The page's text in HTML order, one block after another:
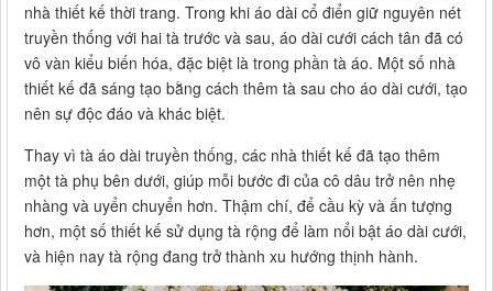
nhà thiết kế thời trang. Trong khi áo dài cổ điển giữ nguyên nét
truyền thống với hai tà trước và sau, áo dài cưới cách tân đã có
vô vàn kiểu biến hóa, đặc biệt là trong phần tà áo. Một số nhà
thiết kế đã sáng tạo bằng cách thêm tà sau cho áo dài cưới, tạo
nên sự độc đáo và khác biệt.
Thay vì tà áo dài truyền thống, các nhà thiết kế đã tạo thêm
một tà phụ bên dưới, giúp mỗi bước đi của cô dâu trở nên nhẹ
nhàng và uyển chuyển hơn. Thậm chí, để cầu kỳ và ấn tượng
hơn, một số thiết kế sử dụng tà rộng để làm nổi bật áo dài cưới,
và hiện nay tà rộng đang trở thành xu hướng thịnh hành.